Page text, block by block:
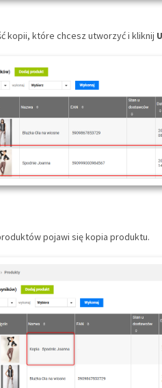
kopii, które chcesz utworzyć i kliknij
pojawi się kopia produktu.